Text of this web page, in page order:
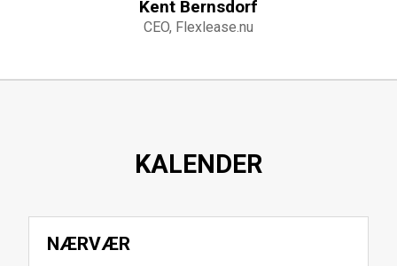
Kent Bernsdorf
CEO, Flexlease.nu
KALENDER
NÆRVÆR